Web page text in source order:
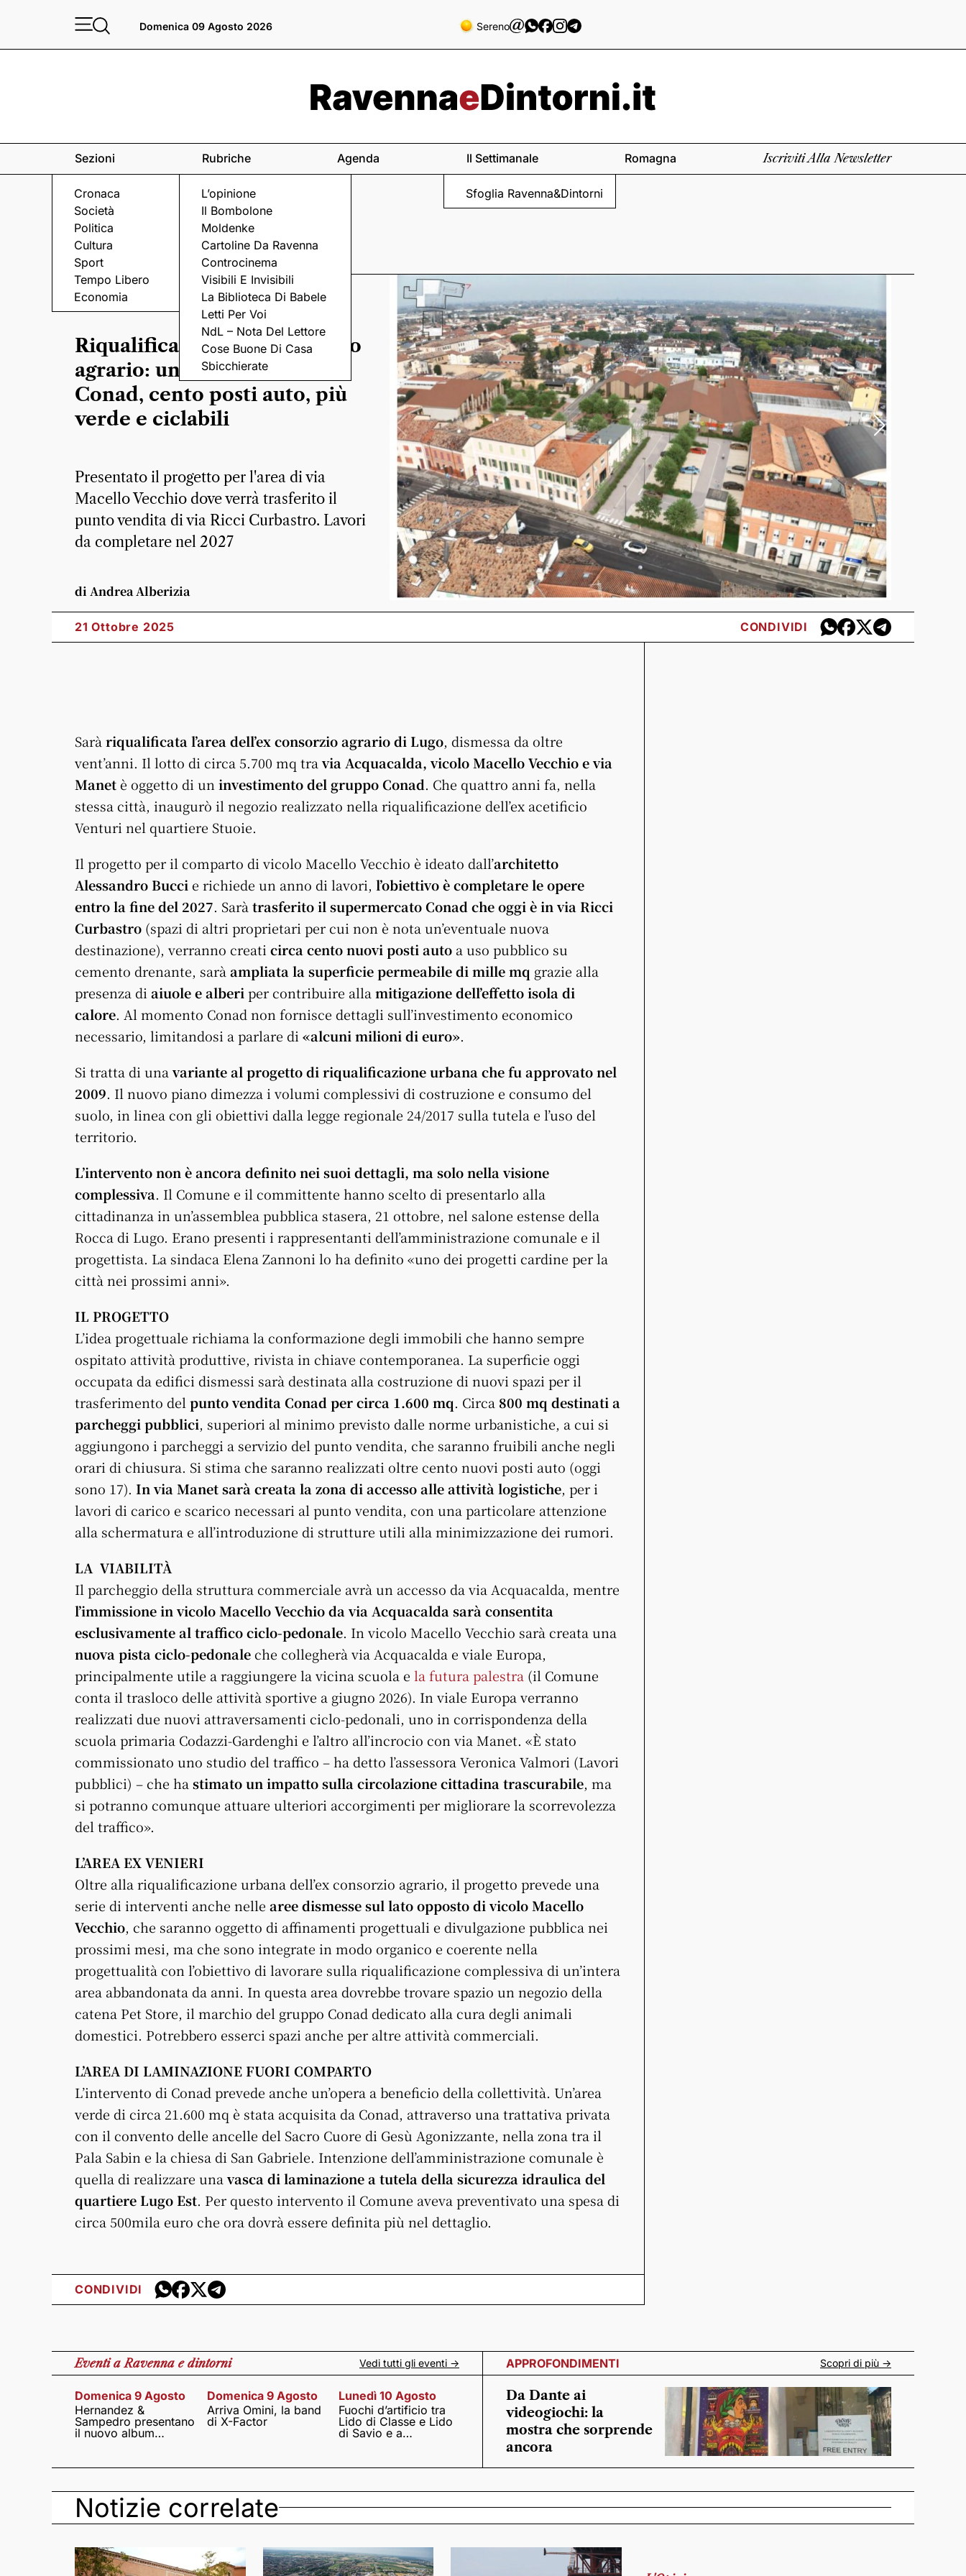
Domenica 09 Agosto 2026 Sereno
Sezioni
Cronaca
Società
Politica
Cultura
Sport
Tempo Libero
Economia
Rubriche
L’opinione
Il Bombolone
Moldenke
Cartoline Da Ravenna
Controcinema
Visibili E Invisibili
La Biblioteca Di Babele
Letti Per Voi
NdL – Nota Del Lettore
Cose Buone Di Casa
Sbicchierate
Agenda Il Settimanale
Sfoglia Ravenna&Dintorni
Romagna Iscriviti Alla Newsletter
LUGO
Riqualificazione ex consorzio
agrario: un supermercato
Conad, cento posti auto, più
verde e ciclabili
Presentato il progetto per l'area di via
Macello Vecchio dove verrà trasferito il
punto vendita di via Ricci Curbastro. Lavori
da completare nel 2027
di Andrea Alberizia
21 Ottobre 2025 CONDIVIDI
Sarà riqualificata l’area dell’ex consorzio agrario di Lugo, dismessa da oltre
vent’anni. Il lotto di circa 5.700 mq tra via Acquacalda, vicolo Macello Vecchio e via
Manetè oggetto di un investimento del gruppo Conad. Che quattro anni fa, nella
stessa città, inaugurò il negozio realizzato nella riqualificazione dell’ex acetificio
Venturi nel quartiere Stuoie.
Il progetto per il comparto di vicolo Macello Vecchio è ideato dall’architetto
Alessandro Bucci e richiede un anno di lavori, l’obiettivo ècompletare le opere
entro la fine del 2027. Sarà trasferito il supermercato Conad che oggi è in via Ricci
Curbastro (spazi di altri proprietari per cui non è nota un’eventuale nuova
destinazione), verranno creati circa cento nuovi posti auto a uso pubblico su
cemento drenante, sarà ampliata la superficie permeabiledi mille mq grazie alla
presenza di aiuole e alberi per contribuire alla mitigazione dell’effetto isola di
calore. Al momento Conad non fornisce dettagli sull’investimento economico
necessario, limitandosi a parlare di «alcuni milioni di euro».
Si tratta di una variante al progetto di riqualificazione urbana che fu approvato nel
2009. Il nuovo piano dimezza i volumi complessivi di costruzione e consumo del
suolo, in linea con gli obiettivi dalla legge regionale 24/2017 sulla tutela e l’uso del
territorio.
L’intervento non è ancora definito nei suoi dettagli, ma solo nella visione
complessiva. Il Comune e il committente hanno scelto di presentarlo alla
cittadinanza in un’assemblea pubblica stasera, 21 ottobre, nel salone estense della
Rocca di Lugo. Erano presenti i rappresentanti dell’amministrazione comunale e il
progettista. La sindaca Elena Zannoni lo ha definito «uno dei progetti cardine per la
città nei prossimi anni».
IL PROGETTO
L’idea progettuale richiama la conformazione degli immobili che hanno sempre
ospitato attività produttive, rivista in chiave contemporanea. La superficie oggi
occupata da edifici dismessi sarà destinata alla costruzione di nuovi spazi per il
trasferimento del punto vendita Conad per circa 1.600 mq. Circa 800 mq destinati a
parcheggi pubblici, superiori al minimo previsto dalle norme urbanistiche, a cui si
aggiungono i parcheggi a servizio del punto vendita, che saranno fruibili anche negli
orari di chiusura. Si stima che saranno realizzati oltre cento nuovi posti auto (oggi
sono 17). In via Manet sarà creata la zona di accesso alle attività logistiche, per i
lavori di carico e scarico necessari al punto vendita, con una particolare attenzione
alla schermatura e all’introduzione di strutture utili alla minimizzazione dei rumori.
LA VIABILITÀ
Il parcheggio della struttura commerciale avrà un accesso da via Acquacalda, mentre
l’immissione in vicolo Macello Vecchio da via Acquacalda sarà consentita
esclusivamente al traffico ciclo-pedonale. In vicolo Macello Vecchio sarà creata una
nuova pista ciclo-pedonaleche collegherà via Acquacalda e viale Europa,
principalmente utile a raggiungere la vicina scuola e la futura palestra (il Comune
conta il trasloco delle attività sportive a giugno 2026). In viale Europa verranno
realizzati due nuovi attraversamenti ciclo-pedonali, uno in corrispondenza della
scuola primaria Codazzi-Gardenghi e l’altro all’incrocio con via Manet. «È stato
commissionato uno studio del traffico – ha detto l’assessora Veronica Valmori (Lavori
pubblici) – che ha stimato un impatto sulla circolazione cittadina trascurabile, ma
si potranno comunque attuare ulteriori accorgimenti per migliorare la scorrevolezza
del traffico».
L’AREA EX VENIERI
Oltre alla riqualificazione urbana dell’ex consorzio agrario, il progetto prevede una
serie di interventi anche nelle aree dismesse sul lato opposto di vicolo Macello
Vecchio, che saranno oggetto di affinamenti progettuali e divulgazione pubblica nei
prossimi mesi, ma che sono integrate in modo organico e coerente nella
progettualità con l’obiettivo di lavorare sulla riqualificazione complessiva di un’intera
area abbandonata da anni. In questa area dovrebbe trovare spazio un negozio della
catena Pet Store, il marchio del gruppo Conad dedicato alla cura degli animali
domestici. Potrebbero esserci spazi anche per altre attività commerciali.
L’AREA DI LAMINAZIONE FUORI COMPARTO
L’intervento di Conad prevede anche un’opera a beneficio della collettività. Un’area
verde di circa 21.600 mq è stata acquisita da Conad, attraverso una trattativa privata
con il convento delle ancelle del Sacro Cuore di Gesù Agonizzante, nella zona tra il
Pala Sabin e la chiesa di San Gabriele. Intenzione dell’amministrazione comunale è
quella di realizzare una vasca di laminazione a tutela della sicurezza idraulica del
quartiere Lugo Est. Per questo intervento il Comune aveva preventivato una spesa di
circa 500mila euro che ora dovrà essere definita più nel dettaglio.
CONDIVIDI
Eventia Ravenna e dintorni Vedi tutti gli eventi ->
Domenica 9 Agosto
Hernandez &
Sampedro presentano
il nuovo album
Domenica 9 Agosto
Arriva Omini, la band
di X-Factor
Lunedì 10 Agosto
Fuochi d’artificio tra
Lido di Classe e Lido
di Savio e a
APPROFONDIMENTI Scopri di più ->
Da Dante ai
videogiochi: la
mostra che sorprende
ancora
Notizie correlate